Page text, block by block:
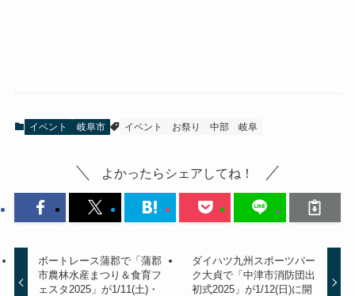
イベント 岐阜市 イベント お祭り 中部 岐阜
よかったらシェアしてね！
ボートレース蒲郡で「蒲郡
市農林水産まつり＆食育フ
ェスタ2025」が1/11(土)・
ダイハツ九州スポーツパー
ク大貞で「中津市消防団出
初式2025」が1/12(日)に開